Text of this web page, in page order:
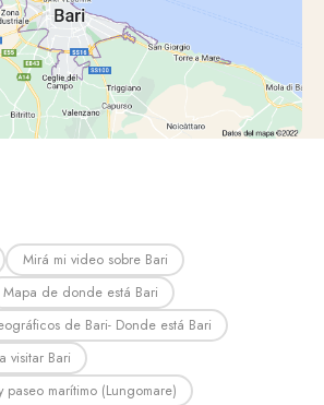
Mirá mi video sobre Bari
Mapa de donde está Bari
de Bari- Donde está Bari
visitar Bari
marítimo (Lungomare)